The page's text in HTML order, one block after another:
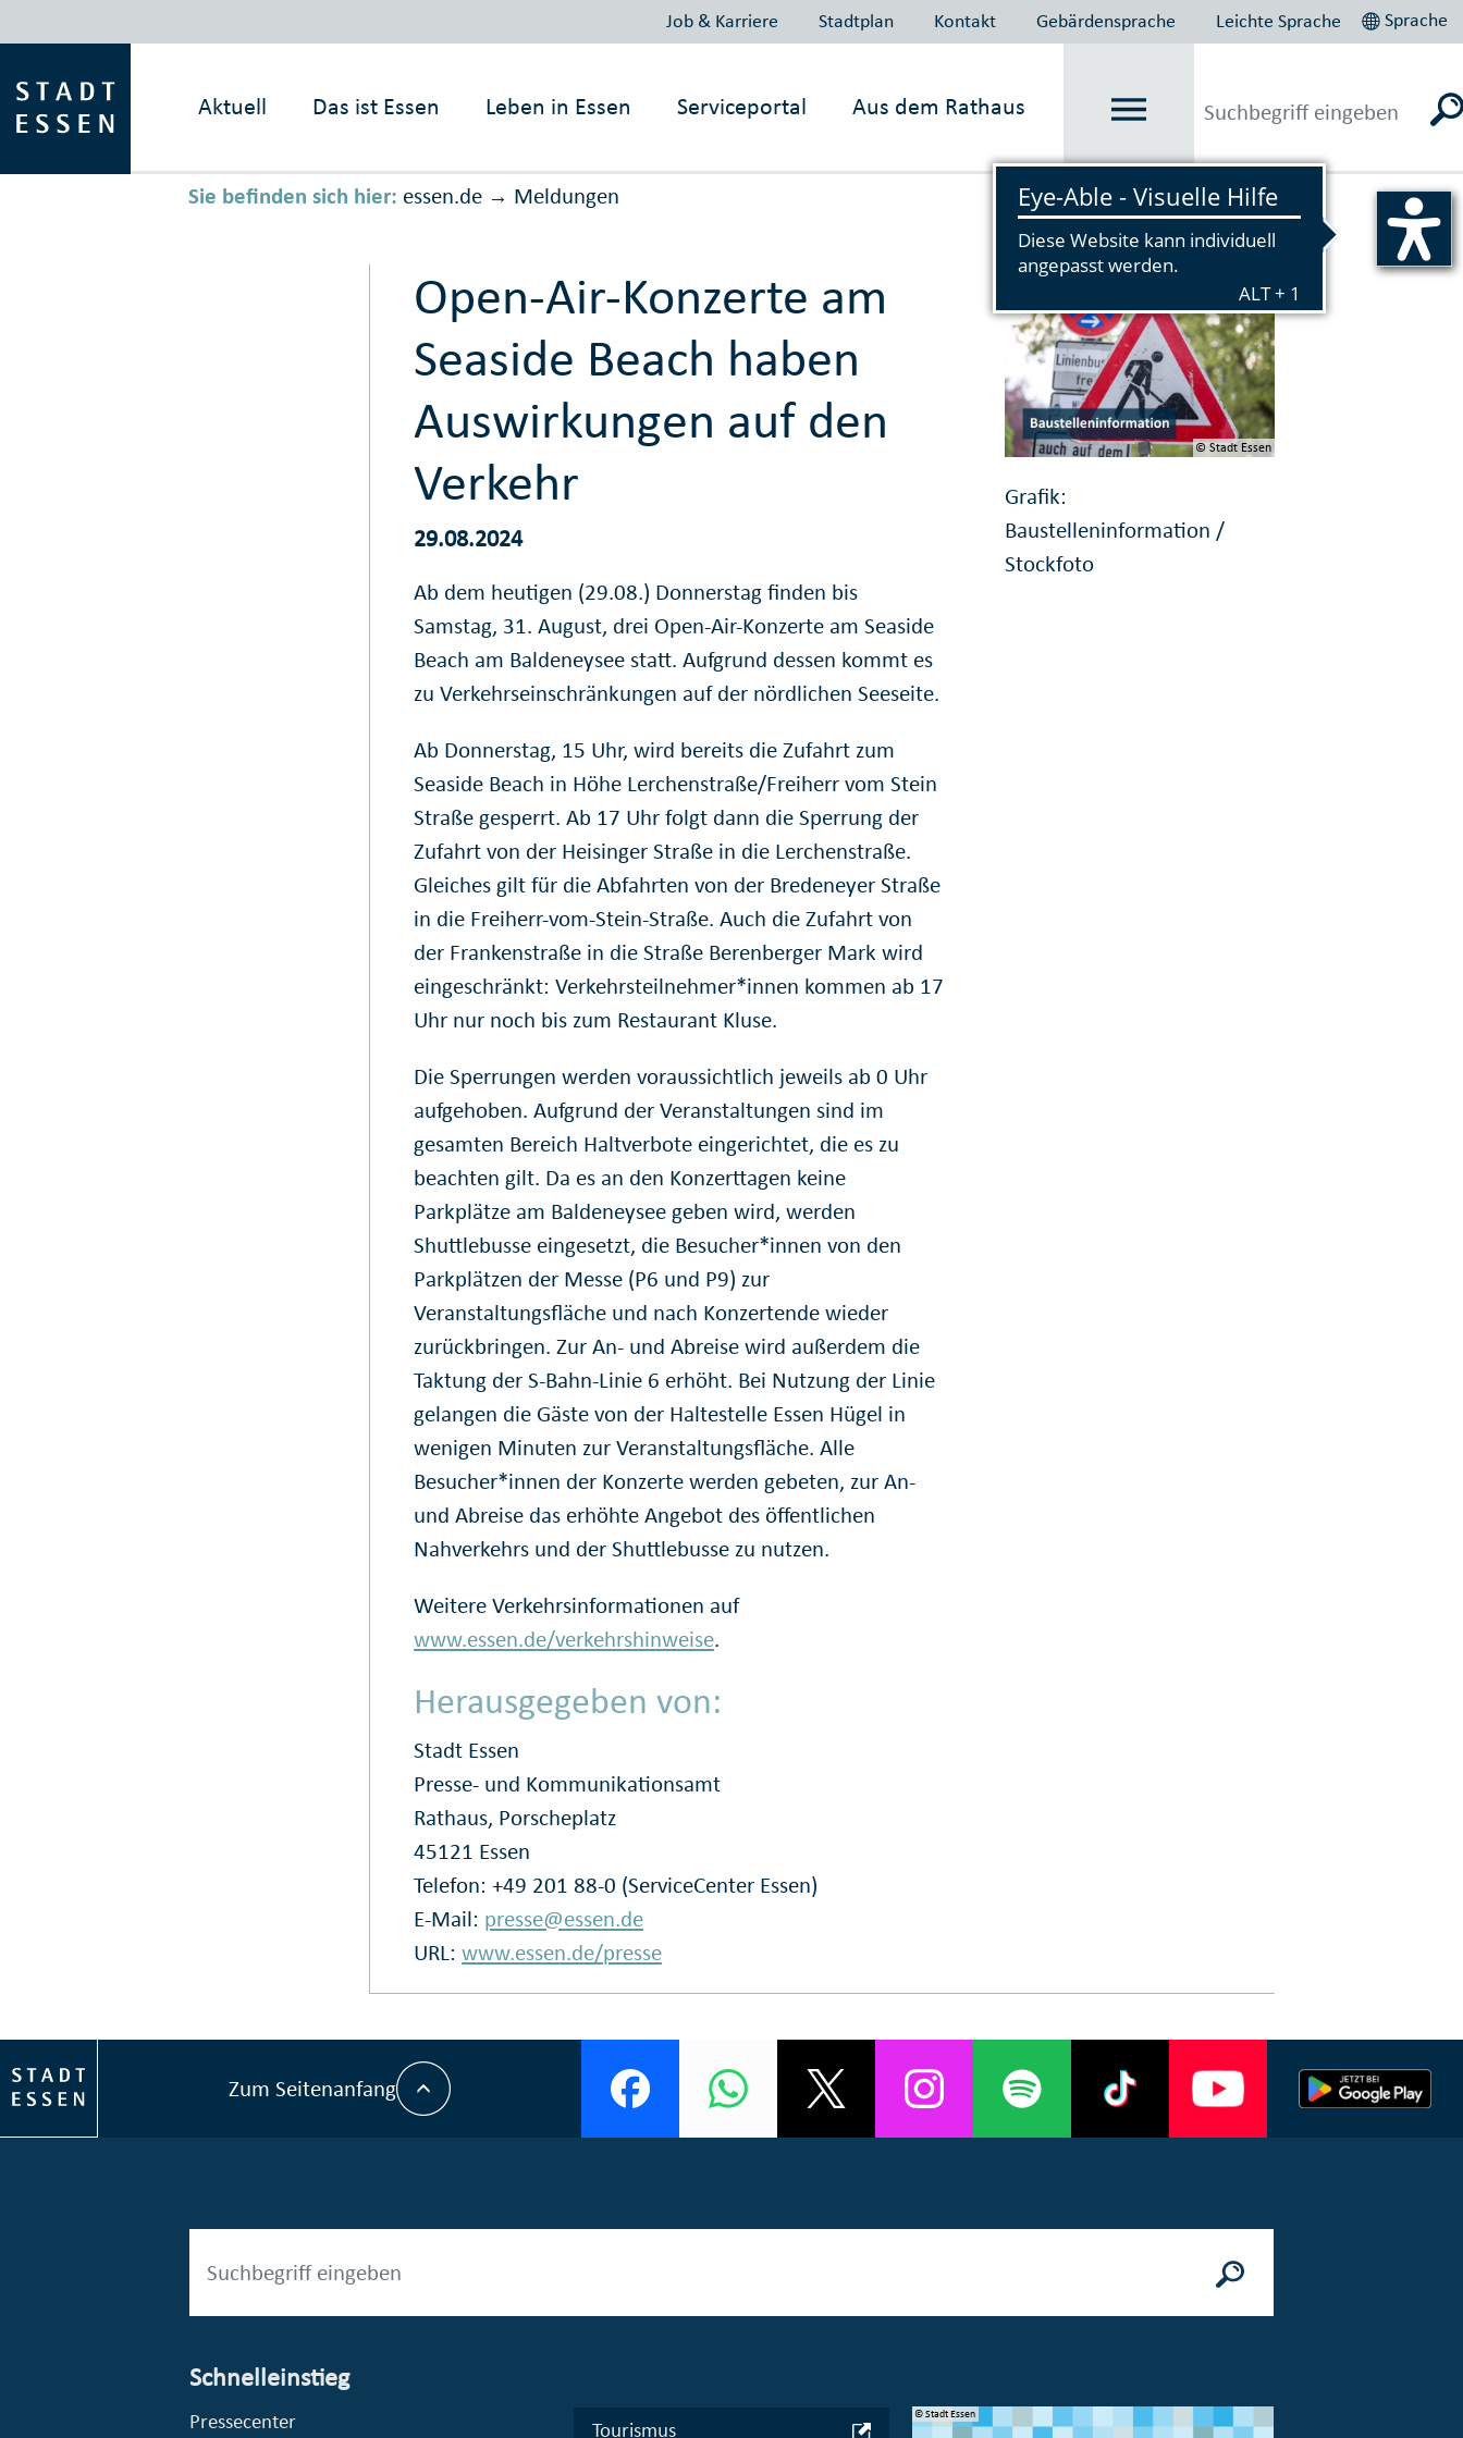
Job & Karriere Stadtplan Kontakt Gebärdensprache Leichte Sprache Sprache
Aktuell Das ist Essen Leben in Essen Serviceportal Aus dem Rathaus
Sie befinden sich hier: essen.de → Meldungen Vorlesen
Open-Air-Konzerte am
Seaside Beach haben
Auswirkungen auf den
Verkehr
29.08.2024
Ab dem heutigen (29.08.) Donnerstag finden bis
Samstag, 31. August, drei Open-Air-Konzerte am Seaside
Beach am Baldeneysee statt. Aufgrund dessen kommt es
zu Verkehrseinschränkungen auf der nördlichen Seeseite.
Ab Donnerstag, 15 Uhr, wird bereits die Zufahrt zum
Seaside Beach in Höhe Lerchenstraße/Freiherr vom Stein
Straße gesperrt. Ab 17 Uhr folgt dann die Sperrung der
Zufahrt von der Heisinger Straße in die Lerchenstraße.
Gleiches gilt für die Abfahrten von der Bredeneyer Straße
in die Freiherr-vom-Stein-Straße. Auch die Zufahrt von
der Frankenstraße in die Straße Berenberger Mark wird
eingeschränkt: Verkehrsteilnehmer*innen kommen ab 17
Uhr nur noch bis zum Restaurant Kluse.
Die Sperrungen werden voraussichtlich jeweils ab 0 Uhr
aufgehoben. Aufgrund der Veranstaltungen sind im
gesamten Bereich Haltverbote eingerichtet, die es zu
beachten gilt. Da es an den Konzerttagen keine
Parkplätze am Baldeneysee geben wird, werden
Shuttlebusse eingesetzt, die Besucher*innen von den
Parkplätzen der Messe (P6 und P9) zur
Veranstaltungsfläche und nach Konzertende wieder
zurückbringen. Zur An- und Abreise wird außerdem die
Taktung der S-Bahn-Linie 6 erhöht. Bei Nutzung der Linie
gelangen die Gäste von der Haltestelle Essen Hügel in
wenigen Minuten zur Veranstaltungsfläche. Alle
Besucher*innen der Konzerte werden gebeten, zur An-
und Abreise das erhöhte Angebot des öffentlichen
Nahverkehrs und der Shuttlebusse zu nutzen.
Weitere Verkehrsinformationen auf
www.essen.de/verkehrshinweise.
Herausgegeben von:
Stadt Essen
Presse- und Kommunikationsamt
Rathaus, Porscheplatz
45121 Essen
Telefon: +49 201 88-0 (ServiceCenter Essen)
E-Mail: presse@essen.de
URL:www.essen.de/presse
© Stadt Essen
Grafik:
Baustelleninformation /
Stockfoto
Zum Seitenanfang
Schnelleinstieg
Pressecenter Tourismus
© Stadt Essen, Presse- und Kommunikationsamt © Stadt Essen